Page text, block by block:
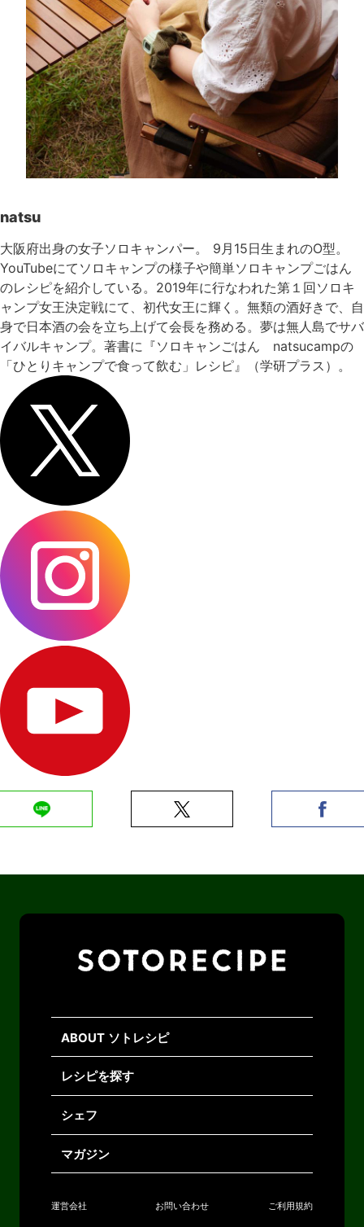
natsu
大阪府出身の女子ソロキャンパー。 9月15日生まれのO型。
YouTubeにてソロキャンプの様子や簡単ソロキャンプごはん
のレシピを紹介している。2019年に行なわれた第１回ソロキ
ャンプ女王決定戦にて、初代女王に輝く。無類の酒好きで、自
身で日本酒の会を立ち上げて会長を務める。夢は無人島でサバ
イバルキャンプ。著書に『ソロキャンごはん natsucampの
「ひとりキャンプで食って飲む」レシピ』（学研プラス）。
ABOUT ソトレシピ
レシピを探す
シェフ
マガジン
運営会社 お問い合わせ ご利用規約